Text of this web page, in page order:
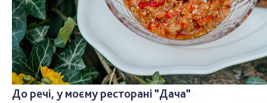
До речі, у моєму ресторані "Дача"